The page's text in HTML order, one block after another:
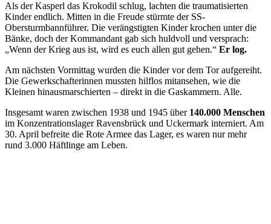
Als der Kasperl das Krokodil schlug, lachten die traumatisierten
Kinder endlich. Mitten in die Freude stürmte der SS-
Obersturmbannführer. Die verängstigten Kinder krochen unter die
Bänke, doch der Kommandant gab sich huldvoll und versprach:
„Wenn der Krieg aus ist, wird es euch allen gut gehen.“ Er log.
Am nächsten Vormittag wurden die Kinder vor dem Tor aufgereiht.
Die Gewerkschafterinnen mussten hilflos mitansehen, wie die
Kleinen hinausmarschierten – direkt in die Gaskammern. Alle.
Insgesamt waren zwischen 1938 und 1945 über140.000 Menschen
im Konzentrationslager Ravensbrück und Uckermark interniert. Am
30. April befreite die Rote Armee das Lager, es waren nur mehr
rund 3.000 Häftlinge am Leben.